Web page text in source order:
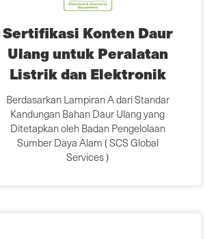
Sertifikasi Konten Daur
Ulang untuk Peralatan
Listrik dan Elektronik
Berdasarkan Lampiran A dari Standar
Kandungan Bahan Daur Ulang yang
Ditetapkan oleh Badan Pengelolaan
Sumber Daya Alam ( SCS Global
Services )